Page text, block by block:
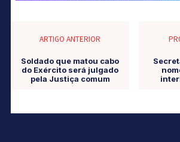
ARTIGO ANTERIOR
Soldado que matou cabo
do Exército será julgado
pela Justiça comum